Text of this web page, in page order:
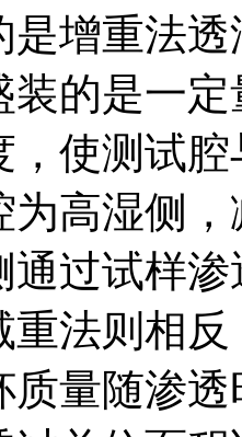
是增重法
装的是一
，使测试
为高湿侧
通过试样
重法则相
质量随渗